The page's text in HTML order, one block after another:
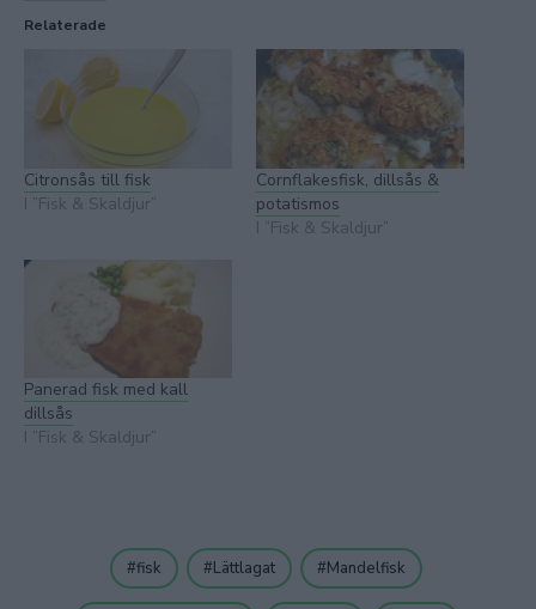
Relaterade
Citronsås till fisk
I ”Fisk & Skaldjur”
Cornflakesfisk, dillsås &
potatismos
I ”Fisk & Skaldjur”
Panerad fisk med kall
dillsås
I ”Fisk & Skaldjur”
fisk Lättlagat Mandelfisk